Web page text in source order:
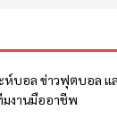
ห์บอล ข่าวฟุตบอล แ
มงานมืออาชีพ